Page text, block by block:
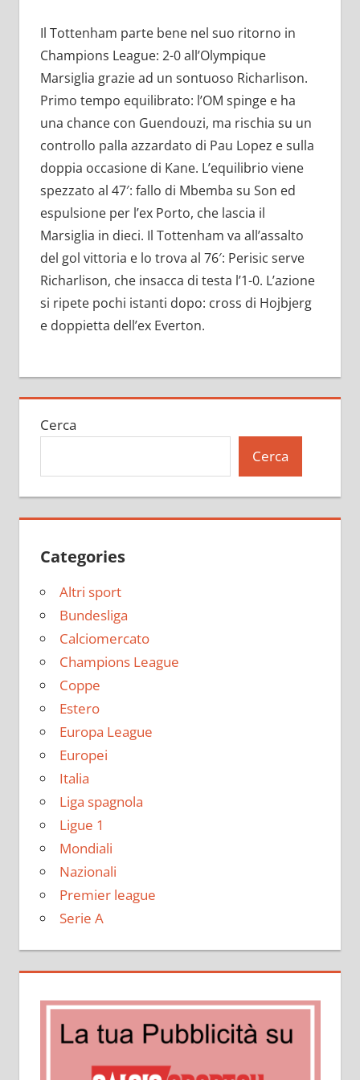
Il Tottenham parte bene nel suo ritorno in
Champions League: 2-0 all’Olympique
Marsiglia grazie ad un sontuoso Richarlison.
Primo tempo equilibrato: l’OM spinge e ha
una chance con Guendouzi, ma rischia su un
controllo palla azzardato di Pau Lopez e sulla
doppia occasione di Kane. L’equilibrio viene
spezzato al 47′: fallo di Mbemba su Son ed
espulsione per l’ex Porto, che lascia il
Marsiglia in dieci. Il Tottenham va all’assalto
del gol vittoria e lo trova al 76′: Perisic serve
Richarlison, che insacca di testa l’1-0. L’azione
si ripete pochi istanti dopo: cross di Hojbjerg
e doppietta dell’ex Everton.
Cerca
Cerca
Categories
Altri sport
Bundesliga
Calciomercato
Champions League
Coppe
Estero
Europa League
Europei
Italia
Liga spagnola
Ligue 1
Mondiali
Nazionali
Premier league
Serie A